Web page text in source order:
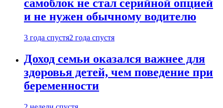
самоблок не стал серийной опцией
и не нужен обычному водителю
3 года спустя2 года спустя
Доход семьи оказался важнее для
здоровья детей, чем поведение при
беременности